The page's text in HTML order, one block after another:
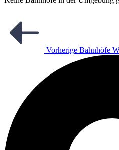
Vorherige Bahnhöfe